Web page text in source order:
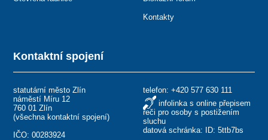
Kontaktní spojení
statutární město Zlín
náměstí Míru 12
760 01 Zlín
(všechna kontaktní spojení)
IČO: 00283924
telefon: +420 577 630 111
infolinka s online přepisem
řeči pro osoby s postižením
sluchu
datová schránka: ID: 5ttb7bs
Kontakty